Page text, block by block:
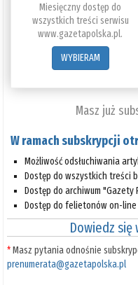
Miesięczny dostęp do
wszystkich treści serwisu
www.gazetapolska.pl.
WYBIERAM
Masz już
W ramach subskrypcji
Możliwość odsłuchiwania
Dostęp do wszystkich treści
Dostęp do archiwum "Gazety
Dostęp do felietonów on-line
Dowiedz się
*Masz pytania odnośnie
prenumerata@gazetapolska.pl